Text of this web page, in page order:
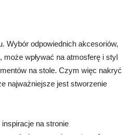
Wybór odpowiednich akcesoriów,
wpływać na atmosferę i styl
na stole. Czym więc nakryć
najważniejsze jest stworzenie
inspiracje na stronie